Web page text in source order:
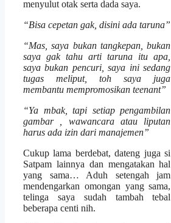
menyulut otak serta dada saya.
“Bisa cepetan gak, disini ada taruna”
“Mas, saya bukan tangkepan, bukan
saya gak tahu arti taruna itu apa,
saya bukan pencuri, saya ini sedang
tugas meliput, toh saya juga
membantu mempromosikan teenant”
“Ya mbak, tapi setiap pengambilan
gambar , wawancara atau liputan
harus ada izin dari manajemen”
Cukup lama berdebat, dateng juga si
Satpam lainnya dan mengatakan hal
yang sama… Aduh setengah jam
mendengarkan omongan yang sama,
telinga saya sudah tambah tebal
beberapa centi nih.